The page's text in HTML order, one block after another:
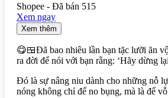
Shopee - Đã bán 515
Xem ngay
Xem thêm
😋🍱Đã bao nhiêu lần bạn tặc lưỡi ăn
ra đời để nói với bạn rằng: ‘Hãy dừng
Đó là sự nâng niu dành cho những nỗ
nóng không chỉ để no bụng, mà là để